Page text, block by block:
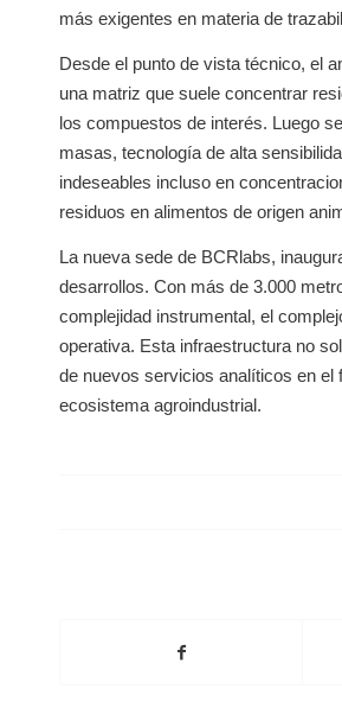
más exigentes en materia de
Desde el punto de vista técnico, el
una matriz que suele concentrar
los compuestos de interés. Luego
masas, tecnología de alta
indeseables incluso en
residuos en alimentos de origen
La nueva sede de BCRlabs,
desarrollos. Con más de 3.000
complejidad instrumental, el
operativa. Esta infraestructura no
de nuevos servicios analíticos en el
ecosistema agroindustrial.